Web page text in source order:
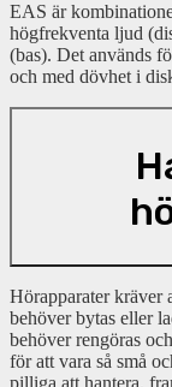
EAS är
högfrekventa ljud
(bas). Det används
och med dövhet i
Hörapparater kräver
behöver bytas eller
behöver rengöras
för att vara så små
pilliga att hantera,